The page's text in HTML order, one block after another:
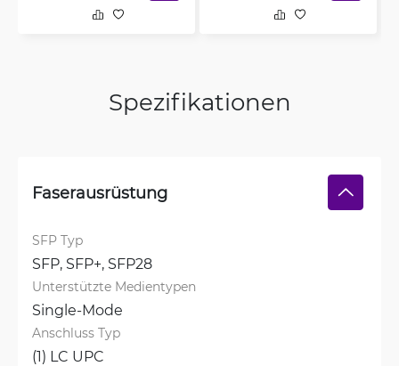
Spezifikationen
Faserausrüstung
SFP Typ
SFP, SFP+, SFP28
Unterstützte Medientypen
Single-Mode
Anschluss Typ
(1) LC UPC